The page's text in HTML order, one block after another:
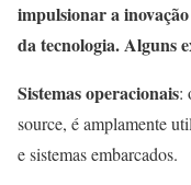
impulsionar a
da tecnologia. Alguns
Sistemas operacionais:
source, é amplamente
e sistemas embarcados.